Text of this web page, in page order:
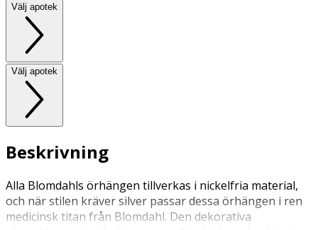
Välj apotek
Välj apotek
Beskrivning
Alla Blomdahls örhängen tillverkas i nickelfria material,
och när stilen kräver silver passar dessa örhängen i ren
medicinsk titan från Blomdahl. Den dekorativa